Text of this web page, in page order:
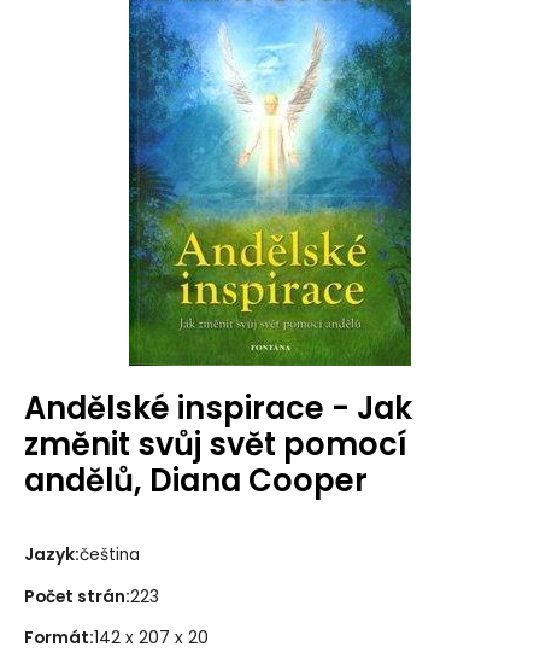
Andělské inspirace - Jak
změnit svůj svět pomocí
andělů, Diana Cooper
Jazyk:čeština
Počet strán:223
Formát:142 x 207 x 20